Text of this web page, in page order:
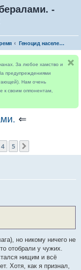
-
Геноцид населения либералами.
За любое хамство и
предупреждениями
Нам очень
к своим оппонентам,
⇐
4 5
но никому ничего не
отобрали у чужих.
нищим и всё
Хотя, как я признал,